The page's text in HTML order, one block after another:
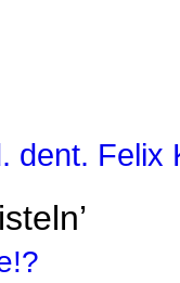
dent. Felix